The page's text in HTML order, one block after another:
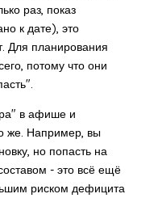
раз, показ
к дате), это
Для планирования
потому что они
в афише и
же. Например, вы
но попасть на
- это всё ещё
риском дефицита